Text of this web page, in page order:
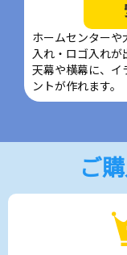
ホームセンターや
入れ・ロゴ入れが
天幕や横幕に、イ
ントが作れます。
ご